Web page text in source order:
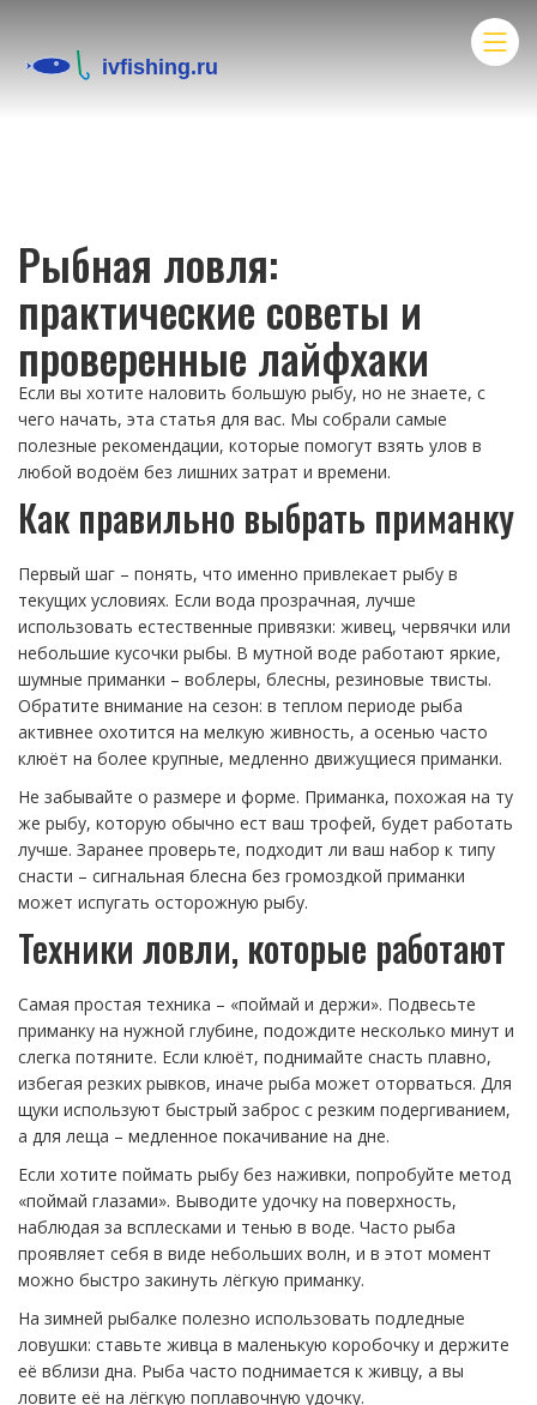
Рыбная ловля:
практические советы и
проверенные лайфхаки
Если вы хотите наловить большую рыбу, но не знаете, с
чего начать, эта статья для вас. Мы собрали самые
полезные рекомендации, которые помогут взять улов в
любой водоём без лишних затрат и времени.
Как правильно выбрать приманку
Первый шаг – понять, что именно привлекает рыбу в
текущих условиях. Если вода прозрачная, лучше
использовать естественные привязки: живец, червячки или
небольшие кусочки рыбы. В мутной воде работают яркие,
шумные приманки – воблеры, блесны, резиновые твисты.
Обратите внимание на сезон: в теплом периоде рыба
активнее охотится на мелкую живность, а осенью часто
клюёт на более крупные, медленно движущиеся приманки.
Не забывайте о размере и форме. Приманка, похожая на ту
же рыбу, которую обычно ест ваш трофей, будет работать
лучше. Заранее проверьте, подходит ли ваш набор к типу
снасти – сигнальная блесна без громоздкой приманки
может испугать осторожную рыбу.
Техники ловли, которые работают
Самая простая техника – «поймай и держи». Подвесьте
приманку на нужной глубине, подождите несколько минут и
слегка потяните. Если клюёт, поднимайте снасть плавно,
избегая резких рывков, иначе рыба может оторваться. Для
щуки используют быстрый заброс с резким подергиванием,
а для леща – медленное покачивание на дне.
Если хотите поймать рыбу без наживки, попробуйте метод
«поймай глазами». Выводите удочку на поверхность,
наблюдая за всплесками и тенью в воде. Часто рыба
проявляет себя в виде небольших волн, и в этот момент
можно быстро закинуть лёгкую приманку.
На зимней рыбалке полезно использовать подледные
ловушки: ставьте живца в маленькую коробочку и держите
её вблизи дна. Рыба часто поднимается к живцу, а вы
ловите её на лёгкую поплавочную удочку.